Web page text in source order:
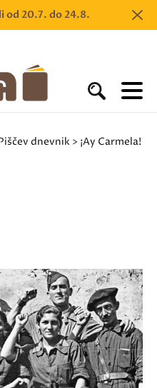
od 20.7. do 24.8.
dnevnik > ¡Ay Carmela!